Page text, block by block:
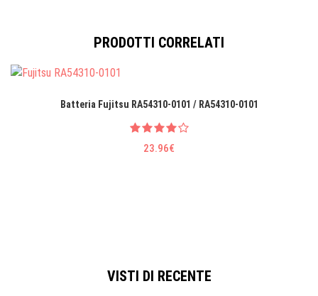
PRODOTTI CORRELATI
Batteria Fujitsu RA54310-0101 / RA54310-0101
23.96€
VISTI DI RECENTE